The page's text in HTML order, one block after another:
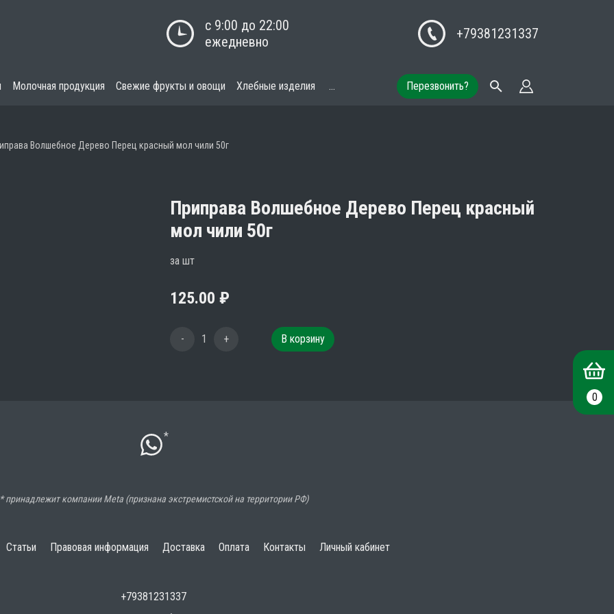
с 9:00 до 22:00
ежедневно
+79381231337
Молочная продукция Свежие фрукты и овощи Хлебные изделия ... Перезвонить?
Волшебное Дерево Перец красный мол чили 50г
Приправа Волшебное Дерево Перец красный
мол чили 50г
за шт
125.00 ₽
- 1 + В корзину
*
* принадлежит компании Meta (признана экстремистской на территории РФ)
Статьи Правовая информация Доставка Оплата Контакты Личный кабинет
+79381231337
0